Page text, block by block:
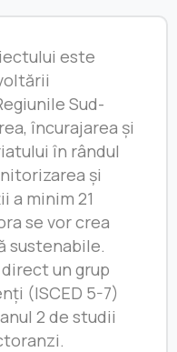
este
Sud-
încurajarea și
în rândul
și
a minim 21
se vor crea
sustenabile.
un grup
(ISCED 5-7)
2 de studii